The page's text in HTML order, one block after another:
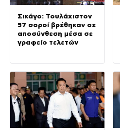
Σικάγο: Τουλάχιστον
57 σοροί βρέθηκαν σε
αποσύνθεση μέσα σε
γραφείο τελετών